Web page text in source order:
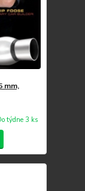
mm,
týdne 3 ks